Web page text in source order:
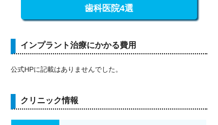
歯科医院4選
インプラント治療にかかる費用
公式HPに記載はありませんでした。
クリニック情報